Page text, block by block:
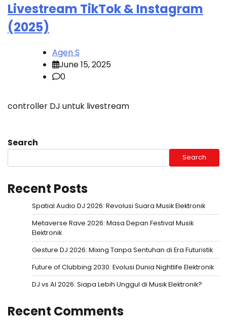
Livestream TikTok & Instagram
(2025)
Agen S
June 15, 2025
0
controller DJ untuk livestream
Search
Search
Recent Posts
Spatial Audio DJ 2026: Revolusi Suara Musik Elektronik
Metaverse Rave 2026: Masa Depan Festival Musik
Elektronik
Gesture DJ 2026: Mixing Tanpa Sentuhan di Era Futuristik
Future of Clubbing 2030: Evolusi Dunia Nightlife Elektronik
DJ vs AI 2026: Siapa Lebih Unggul di Musik Elektronik?
Recent Comments